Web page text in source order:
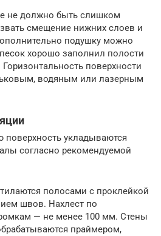
не должно быть слишком
смещение нижних слоев и
подушку можно
хорошо заполнил полости
поверхности
водяным или лазерным
укладываются
согласно рекомендуемой
полосами с проклейкой
швов. Нахлест по
— не менее 100 мм. Стены
праймером,